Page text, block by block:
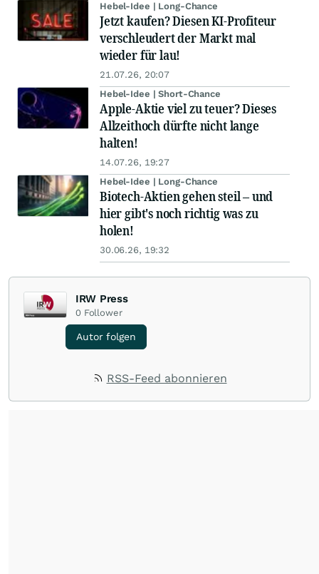
Hebel-Idee | Long-Chance
Jetzt kaufen? Diesen KI-Profiteur
verschleudert der Markt mal
wieder für lau!
21.07.26, 20:07
Hebel-Idee | Short-Chance
Apple-Aktie viel zu teuer? Dieses
Allzeithoch dürfte nicht lange
halten!
14.07.26, 19:27
Hebel-Idee | Long-Chance
Biotech-Aktien gehen steil – und
hier gibt's noch richtig was zu
holen!
30.06.26, 19:32
IRW Press
0 Follower
Autor folgen
RSS-Feed abonnieren